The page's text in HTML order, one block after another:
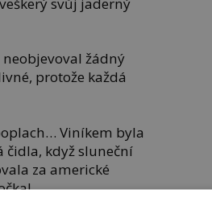
žádný
protože každá
Viníkem byla
čidla, když sluneční
za americké